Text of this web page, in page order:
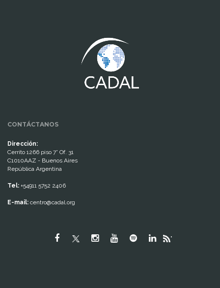
CONTÁCTANOS
Dirección:
Cerrito 1266 piso 7° Of. 31
C1010AAZ - Buenos Aires
República Argentina
Tel: +54911 5752 2406
E-mail: centro@cadal.org
"